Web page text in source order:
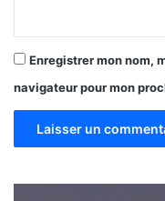
Enregistrer mon nom,
navigateur pour mon